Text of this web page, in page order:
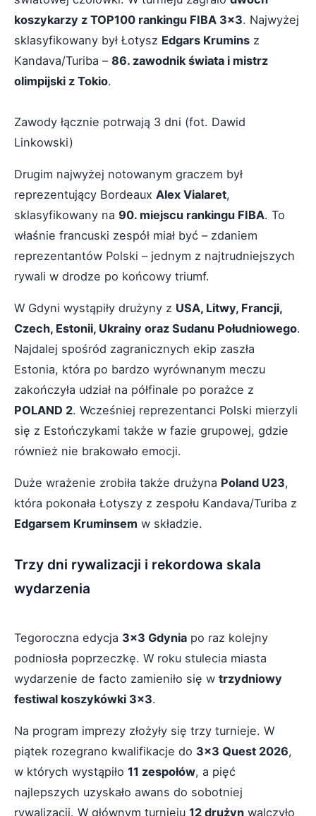
koszykarzy z TOP100 rankingu FIBA 3x3. Najwyżej
sklasyfikowany był Łotysz Edgars Krumins z
Kandava/Turiba – 86. zawodnik świata i mistrz
olimpijski z Tokio.
Zawody łącznie potrwają 3 dni (fot. Dawid
Linkowski)
Drugim najwyżej notowanym graczem był
reprezentujący Bordeaux Alex Vialaret,
sklasyfikowany na 90. miejscu rankingu FIBA. To
właśnie francuski zespół miał być – zdaniem
reprezentantów Polski – jednym z najtrudniejszych
rywali w drodze po końcowy triumf.
W Gdyni wystąpiły drużyny z USA, Litwy, Francji,
Czech, Estonii, Ukrainy oraz Sudanu Południowego.
Najdalej spośród zagranicznych ekip zaszła
Estonia, która po bardzo wyrównanym meczu
zakończyła udział na półfinale po porażce z
POLAND 2. Wcześniej reprezentanci Polski mierzyli
się z Estończykami także w fazie grupowej, gdzie
również nie brakowało emocji.
Duże wrażenie zrobiła także drużyna Poland U23,
która pokonała Łotyszy z zespołu Kandava/Turiba z
Edgarsem Kruminsem w składzie.
Trzy dni rywalizacji i rekordowa skala
wydarzenia
Tegoroczna edycja 3x3 Gdynia po raz kolejny
podniosła poprzeczkę. W roku stulecia miasta
wydarzenie de facto zamieniło się w trzydniowy
festiwal koszykówki 3x3.
Na program imprezy złożyły się trzy turnieje. W
piątek rozegrano kwalifikacje do 3x3 Quest 2026,
w których wystąpiło 11 zespołów, a pięć
najlepszych uzyskało awans do sobotniej
rywalizacji. W głównym turnieju 12 drużyn walczyło